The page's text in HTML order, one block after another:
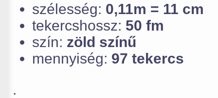
szélesség: 0,11m = 11 cm
tekercshossz: 50 fm
szín: zöld színű
mennyiség: 97 tekercs
.